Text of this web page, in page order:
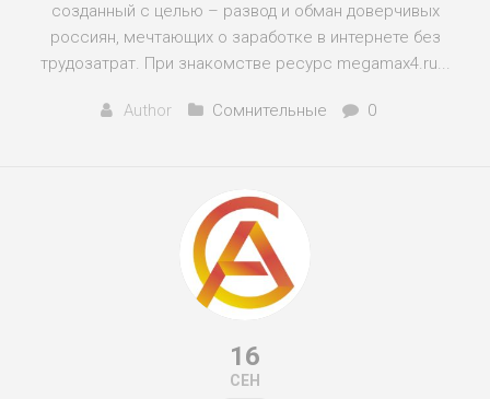
созданный с целью – развод и обман доверчивых
россиян, мечтающих о заработке в интернете без
трудозатрат. При знакомстве ресурс megamax4.ru...
Author Сомнительные 0
16
СЕН